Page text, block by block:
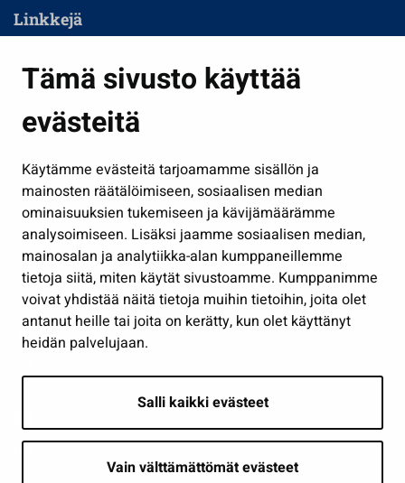
Tämä sivusto käyttää
evästeitä
Käytämme evästeitä tarjoamamme sisällön ja
mainosten räätälöimiseen, sosiaalisen median
ominaisuuksien tukemiseen ja kävijämäärämme
analysoimiseen. Lisäksi jaamme sosiaalisen median,
mainosalan ja analytiikka-alan kumppaneillemme
tietoja siitä, miten käytät sivustoamme. Kumppanimme
voivat yhdistää näitä tietoja muihin tietoihin, joita olet
antanut heille tai joita on kerätty, kun olet käyttänyt
heidän palvelujaan.
Salli kaikki evästeet
Vain välttämättömät evästeet
Linkkejä
Kasvatus ja opetus
Kulttuuri ja liikunta
Työ ja yrittäminen
Osallistu ja asioi
Näytä omat evästeasetukseni
Seuraa meitä